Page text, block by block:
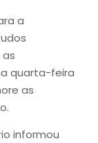
a
quarta-feira
as
informou